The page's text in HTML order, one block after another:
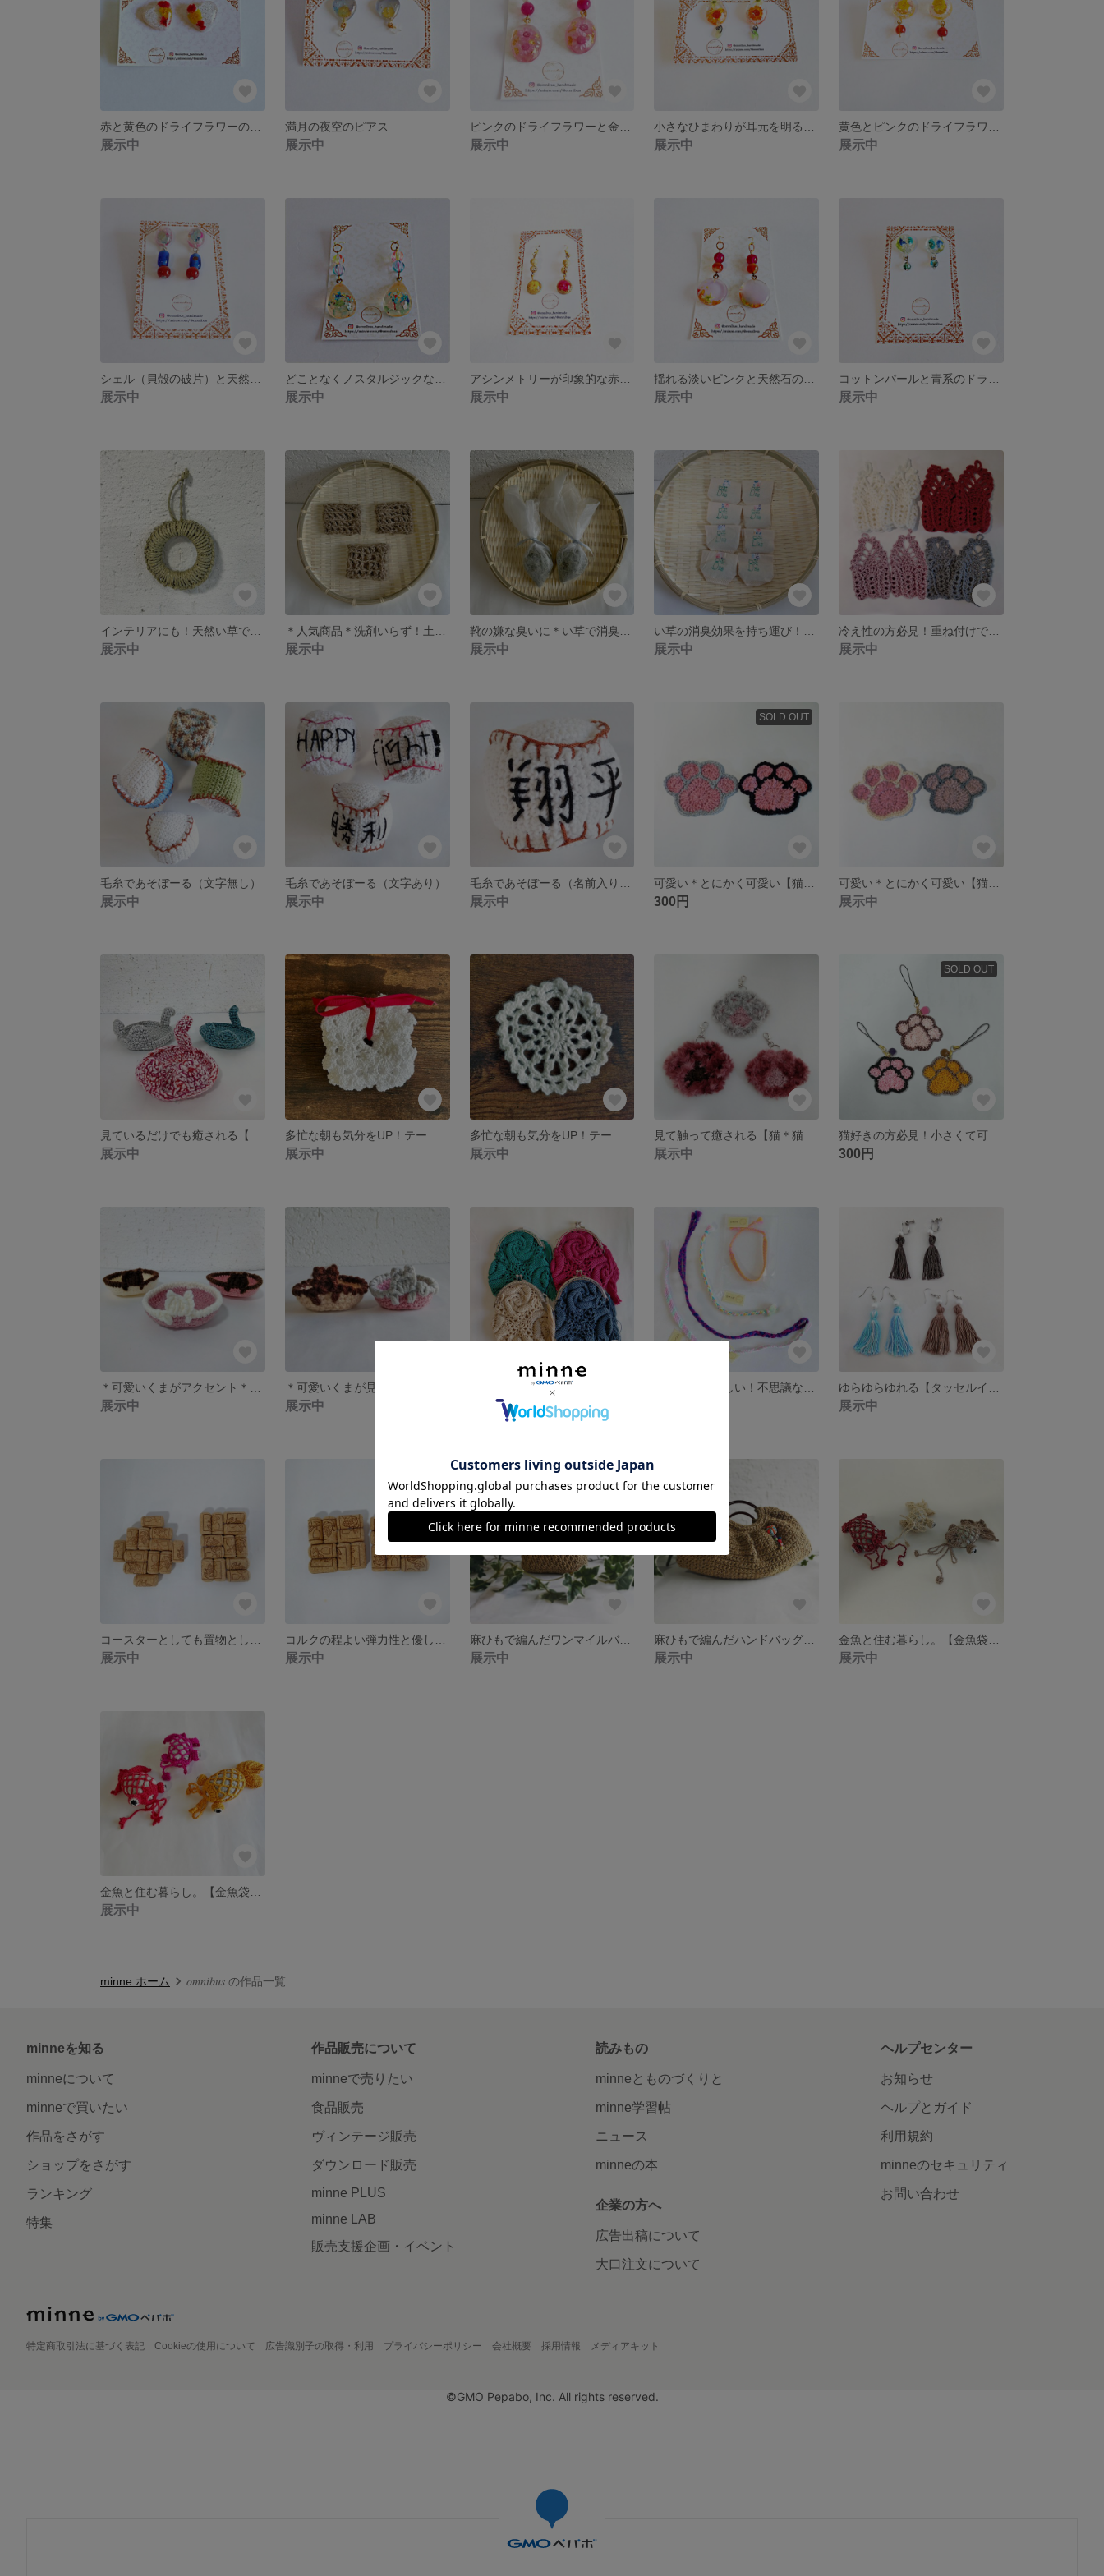
展示中
満月の夜空のピアス
展示中 展示中 展示中 展示中
展示中 展示中
アシンメトリーが印象的な赤と黄色のピアス
展示中 展示中 展示中
展示中 展示中 展示中 展示中 展示中
毛糸であそぼーる（文字無し）
展示中
毛糸であそぼーる（文字あり）
展示中 展示中
SOLD OUT
300円 展示中
展示中 展示中 展示中 展示中
SOLD OUT
300円
展示中 展示中 展示中 展示中
展示中 展示中
麻ひもで編んだワンマイルバッグ 【ナチュラルバッグ】大人可愛い ハンドメイド
展示中 展示中 展示中
展示中
minne ホーム 𝑜𝑚𝑛𝑖𝑏𝑢𝑠 の作品一覧
minneを知る
minneについて
minneで買いたい
作品をさがす
ショップをさがす
ランキング
特集
作品販売について
minneで売りたい
食品販売
ヴィンテージ販売
ダウンロード販売
minne PLUS
minne LAB
販売支援企画・イベント
読みもの
minneとものづくりと
minne学習帖
ニュース
minneの本
企業の方へ
広告出稿について
大口注文について
ヘルプセンター
お知らせ
ヘルプとガイド
利用規約
minneのセキュリティ
お問い合わせ
特定商取引法に基づく表記 Cookieの使用について 広告識別子の取得・利用 プライバシーポリシー 会社概要 採用情報 メディアキット
©GMO Pepabo, Inc. All rights reserved.